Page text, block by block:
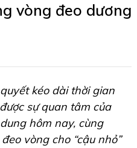
vòng đeo dương
kéo dài thời gian
sự quan tâm của
hôm nay, cùng
vòng cho “cậu nhỏ”